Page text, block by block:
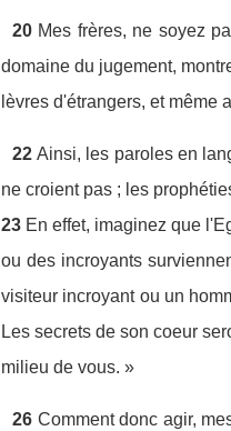
20 Mes frères, ne soyez
domaine du jugement,
lèvres d'étrangers, et même
22 Ainsi, les paroles en
ne croient pas ; les
23 En effet, imaginez que
ou des incroyants
visiteur incroyant ou un
Les secrets de son coeur
milieu de vous. »
26 Comment donc agir,